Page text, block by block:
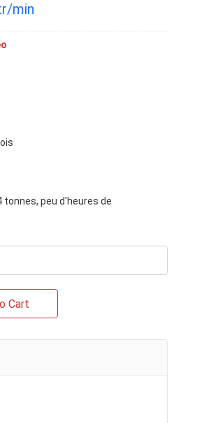
min
tonnes, peu d'heures de
Cart